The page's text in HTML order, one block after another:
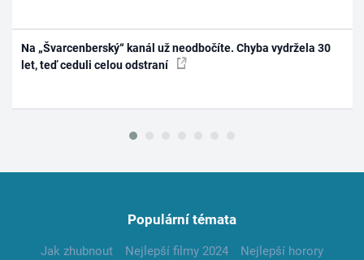
Na „Švarcenberský“ kanál už neodbočíte. Chyba vydržela 30
let, teď ceduli celou odstraní
Populární témata
Jak zhubnout Nejlepší filmy 2024
Nejlepší horory